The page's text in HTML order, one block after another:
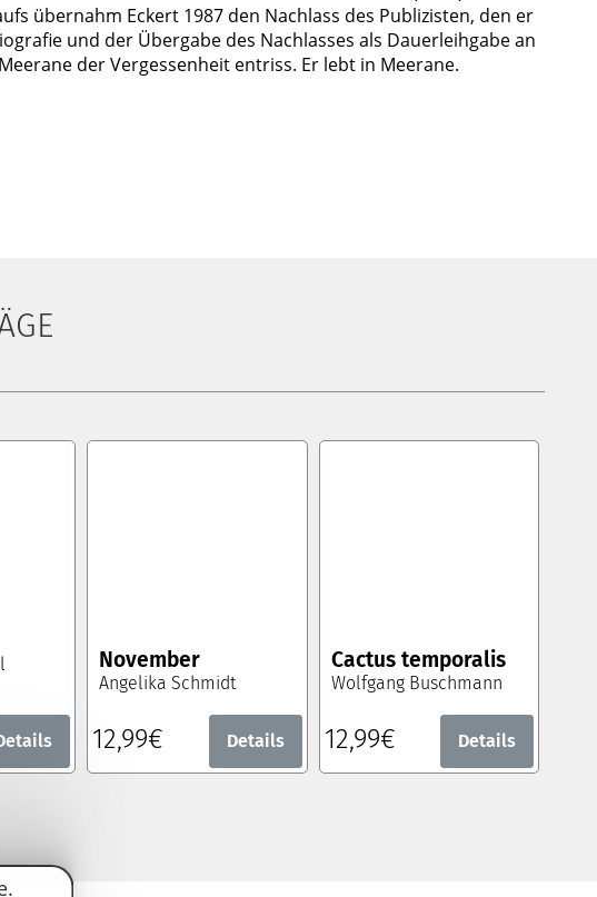
übernahm Eckert 1987 den Nachlass des Publizisten, den er
und der Übergabe des Nachlasses als Dauerleihgabe an
der Vergessenheit entriss. Er lebt in Meerane.
November
Angelika Schmidt
12,99€ Details
Cactus temporalis
Wolfgang Buschmann
12,99€ Details